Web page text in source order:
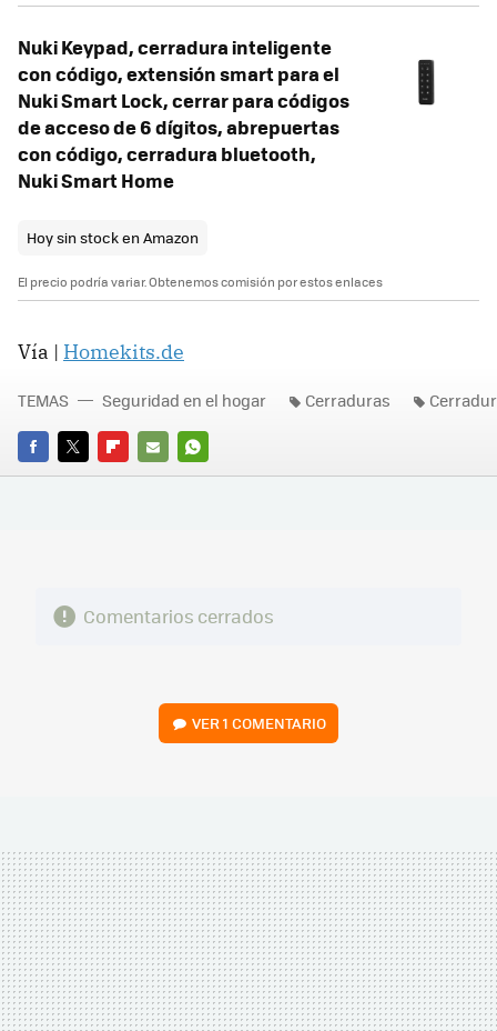
Nuki Keypad, cerradura inteligente
con código, extensión smart para el
Nuki Smart Lock, cerrar para códigos
de acceso de 6 dígitos, abrepuertas
con código, cerradura bluetooth,
Nuki Smart Home
Hoy sin stock en Amazon
El precio podría variar. Obtenemos comisión por estos enlaces
Vía | Homekits.de
FACEBOOK
TWITTERFLIPBOARD
E-
WHATSAPP
TEMAS Seguridad en el hogar Cerraduras
Comentarios cerrados
VER1 COMENTARIO